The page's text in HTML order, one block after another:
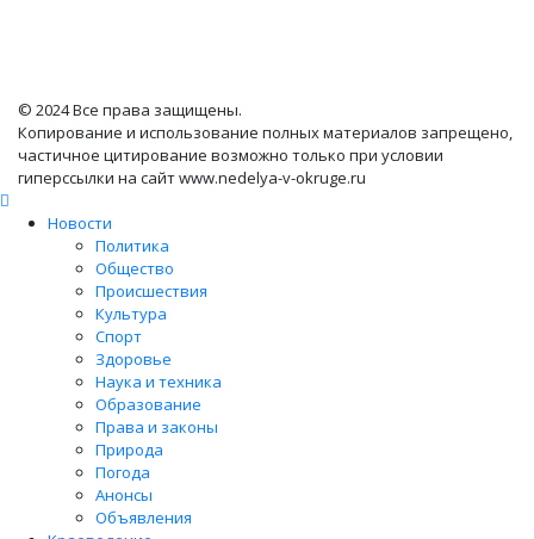
© 2024 Все права защищены.
Копирование и использование полных материалов запрещено,
частичное цитирование возможно только при условии
гиперссылки на сайт www.nedelya-v-okruge.ru
Новости
Политика
Общество
Происшествия
Культура
Спорт
Здоровье
Наука и техника
Образование
Права и законы
Природа
Погода
Анонсы
Объявления